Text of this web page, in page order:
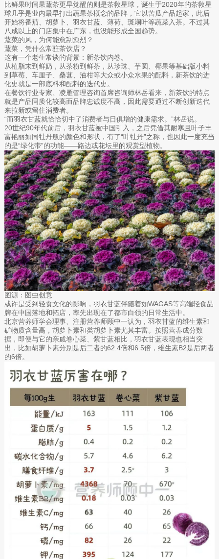
比鲜果时间果蔬茶更早觉醒的则是茶救星球，诞生于2020年的茶救星
球几乎是业内最早打出蔬果茶概念的品牌，它以苦瓜产品起家，此后
开始将番茄、胡萝卜、羽衣甘蓝、薄荷、斑斓叶等蔬菜入茶。不过其
八成以上的门店集中在广东，也没能形成全国趋势。
蔬菜的风，为何能愈刮愈烈？
蔬菜，凭什么常驻茶饮店？
这有一个老生常谈的背景：新茶饮内卷。
从植脂末到鲜奶，从茶粉到鲜茶，从珍珠、芋圆、椰果等基础版小料
到草莓、车厘子、桑葚、油柑等大众或小众水果的配料，新茶饮的进
化史就是一部底料和配料的迭代史。
在餐饮行业专家、凌雁管理咨询首席咨询师林岳看来，新茶饮的特点
就是产品同质化较高而品牌忠诚度不高，因此需要通过不断创新迭代
来拉新或留住消费者。
“而羽衣甘蓝就恰恰切中了消费者与日俱增的健康需求。”林岳说。
20世纪90年代前后，羽衣甘蓝被中国引入，之后凭借其耐寒且叶子丰
富艳丽如同牡丹般的颜色和形状，有了“叶牡丹”之称，也因此一度充当
的是“绿化带”的功能——路边或花坛里的观赏型植物。
图源：图虫创意
或许是受到轻食文化的影响，羽衣甘蓝伴随着如WAGAS等高端轻食品
牌在中国落地和拓店，率先出现在了都市白领的日常生活中。
北京营养师学会理事、注册营养师顾中一认为，羽衣甘蓝的维生素和
矿物质含量高，胡萝卜素和类胡萝卜素尤其丰富。按照营养成分数
据，即便与它的亲戚卷心菜、紫甘蓝相比，羽衣甘蓝表现也相当突
出，比如胡萝卜素分别是后二者的62.4倍和6.5倍，维生素B2是后两者
的6倍。